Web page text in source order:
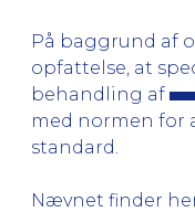
På baggrund af
opfattelse, at
behandling af
med normen for
standard.
Nævnet finder